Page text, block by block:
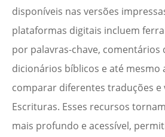
disponíveis nas versões
plataformas digitais incluem
por palavras-chave, comentários
dicionários bíblicos e até mesmo
comparar diferentes traduções e
Escrituras. Esses recursos
mais profundo e acessível,